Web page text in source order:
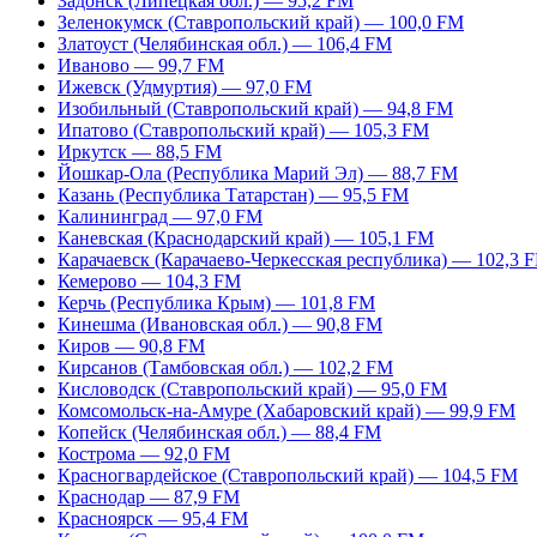
Зеленокумск (Ставропольский край) — 100,0 FM
Златоуст (Челябинская обл.) — 106,4 FM
Иваново — 99,7 FM
Ижевск (Удмуртия) — 97,0 FM
Изобильный (Ставропольский край) — 94,8 FM
Ипатово (Ставропольский край) — 105,3 FM
Иркутск — 88,5 FM
Йошкар-Ола (Республика Марий Эл) — 88,7 FM
Казань (Республика Татарстан) — 95,5 FM
Калининград — 97,0 FM
Каневская (Краснодарский край) — 105,1 FM
Карачаевск (Карачаево-Черкесская республика) — 102,3
Кемерово — 104,3 FM
Керчь (Республика Крым) — 101,8 FM
Кинешма (Ивановская обл.) — 90,8 FM
Киров — 90,8 FM
Кирсанов (Тамбовская обл.) — 102,2 FM
Кисловодск (Ставропольский край) — 95,0 FM
Комсомольск-на-Амуре (Хабаровский край) — 99,9 FM
Копейск (Челябинская обл.) — 88,4 FM
Кострома — 92,0 FM
Красногвардейское (Ставропольский край) — 104,5 FM
Краснодар — 87,9 FM
Красноярск — 95,4 FM